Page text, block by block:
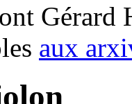
Gérard
aux